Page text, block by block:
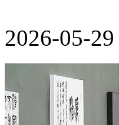
2026-05-